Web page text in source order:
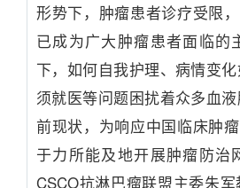
形势下，肿瘤患者诊疗受限
已成为广大肿瘤患者面临的
下，如何自我护理、病情变
须就医等问题困扰着众多血
前现状，为响应中国临床肿
于力所能及地开展肿瘤防治
CSCO抗淋巴瘤联盟主委朱